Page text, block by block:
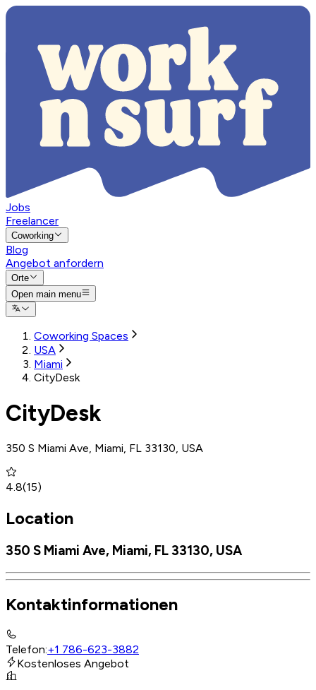
Jobs
Freelancer
Coworking
Blog
Angebot anfordern
Orte
Open main menu
Coworking Spaces
USA
Miami
CityDesk
CityDesk
350 S Miami Ave, Miami, FL 33130, USA
4.8(15)
Location
350 S Miami Ave, Miami, FL 33130, USA
Kontaktinformationen
Telefon:+1 786-623-3882
Kostenloses Angebot